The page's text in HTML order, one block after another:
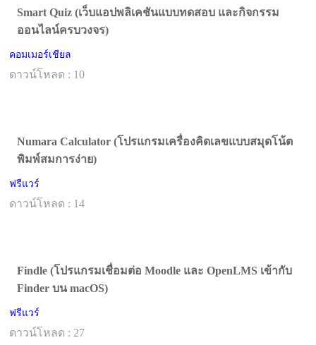
Smart Quiz (เว็บแอปพลิเคชันแบบทดสอบ และกิจกรรม
ออนไลน์ครบวงจร)
คอมเมอร์เชียล
ดาวน์โหลด : 10
Numara Calculator (โปรแกรมเครื่องคิดเลขแบบสมุดโน้ต
พิมพ์สมการง่าย)
ฟรีแวร์
ดาวน์โหลด : 14
Findle (โปรแกรมเชื่อมต่อ Moodle และ OpenLMS เข้ากับ
Finder บน macOS)
ฟรีแวร์
ดาวน์โหลด : 27